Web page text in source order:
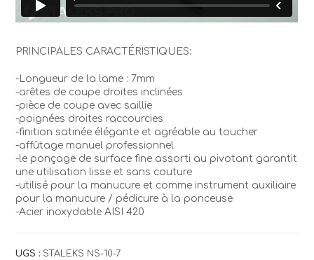
PRINCIPALES CARACTÉRISTIQUES:
-Longueur de la lame : 7mm
-arêtes de coupe droites inclinées
-pièce de coupe avec saillie
-poignées droites raccourcies
-finition satinée élégante et agréable au toucher
-affûtage manuel professionnel
-le ponçage de surface fine assorti au pivotant garantit
une utilisation lisse et sans couture
-utilisé pour la manucure et comme instrument auxiliaire
pour la manucure / pédicure à la ponceuse
-Acier inoxydable AISI 420
UGS : STALEKS NS-10-7